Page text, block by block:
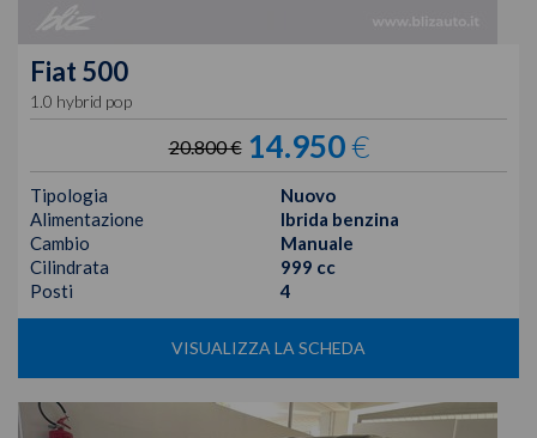
Fiat 500
1.0 hybrid pop
20.800 € 14.950€
Tipologia
Nuovo
Alimentazione
Ibrida benzina
Cambio
Manuale
Cilindrata
999 cc
Posti
4
VISUALIZZA LA SCHEDA